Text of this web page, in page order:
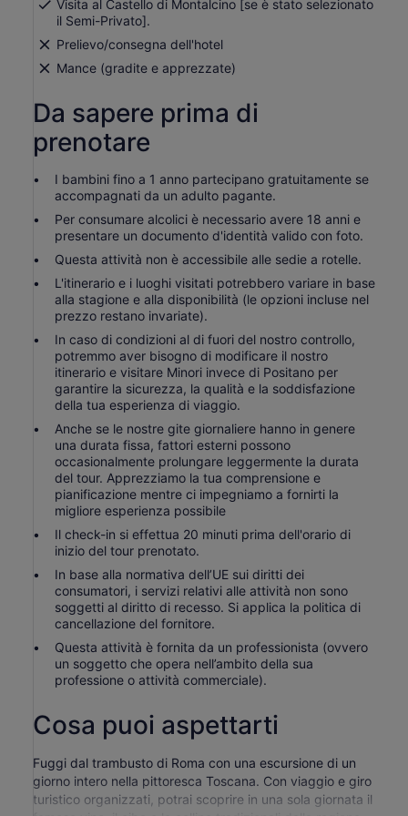
Visita al Castello di Montalcino [se è stato selezionato
il Semi-Privato].
Prelievo/consegna dell'hotel
Mance (gradite e apprezzate)
Da sapere prima di
prenotare
I bambini fino a 1 anno partecipano gratuitamente se
accompagnati da un adulto pagante.
Per consumare alcolici è necessario avere 18 anni e
presentare un documento d'identità valido con foto.
Questa attività non è accessibile alle sedie a rotelle.
L'itinerario e i luoghi visitati potrebbero variare in base
alla stagione e alla disponibilità (le opzioni incluse nel
prezzo restano invariate).
In caso di condizioni al di fuori del nostro controllo,
potremmo aver bisogno di modificare il nostro
itinerario e visitare Minori invece di Positano per
garantire la sicurezza, la qualità e la soddisfazione
della tua esperienza di viaggio.
Anche se le nostre gite giornaliere hanno in genere
una durata fissa, fattori esterni possono
occasionalmente prolungare leggermente la durata
del tour. Apprezziamo la tua comprensione e
pianificazione mentre ci impegniamo a fornirti la
migliore esperienza possibile
Il check-in si effettua 20 minuti prima dell'orario di
inizio del tour prenotato.
In base alla normativa dell’UE sui diritti dei
consumatori, i servizi relativi alle attività non sono
soggetti al diritto di recesso. Si applica la politica di
cancellazione del fornitore.
Questa attività è fornita da un professionista (ovvero
un soggetto che opera nell’ambito della sua
professione o attività commerciale).
Cosa puoi aspettarti
Fuggi dal trambusto di Roma con una escursione di un
giorno intero nella pittoresca Toscana. Con viaggio e giro
turistico organizzati, potrai scoprire in una sola giornata il